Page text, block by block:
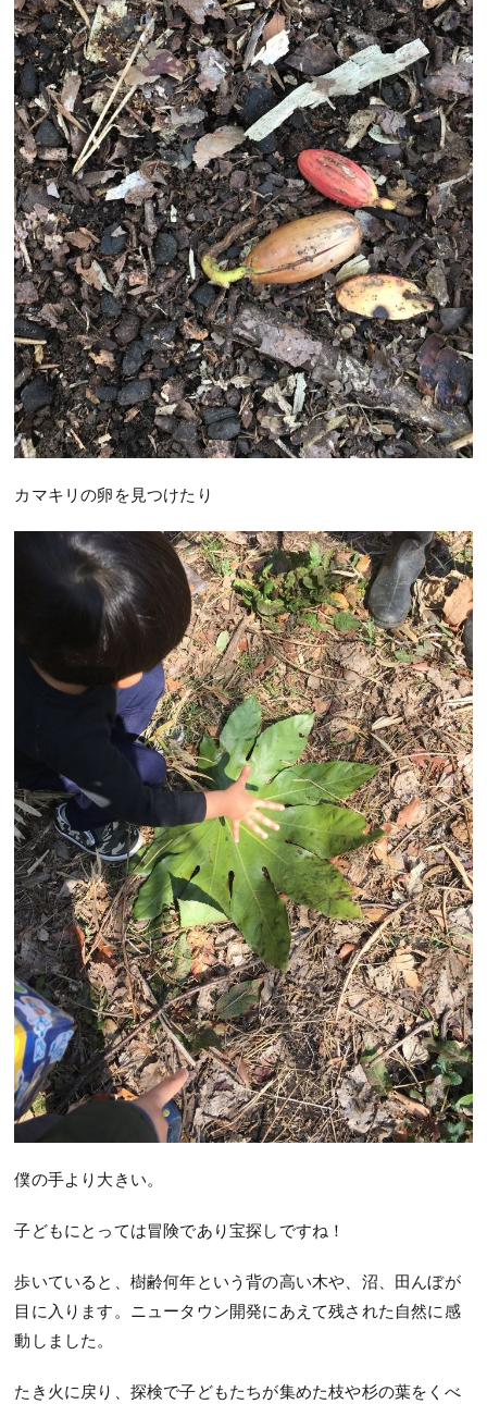
カマキリの卵を見つけたり
僕の手より大きい。
子どもにとっては冒険であり宝探しですね！
歩いていると、樹齢何年という背の高い木や、沼、田んぼが
目に入ります。ニュータウン開発にあえて残された自然に感
動しました。
たき火に戻り、探検で子どもたちが集めた枝や杉の葉をくべ